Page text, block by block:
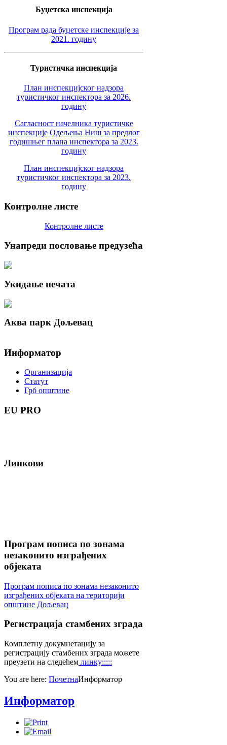
Буџетска инспекција
Програм рада буџетске инспекције за
2021. годину
Туристичка инспекција
План инспекцијског надзора
туристичког инспектора за 2026.
годину
Сагласност начелника туристичке
инспекције Одељења Ниш за предлог
годишњег плана инспектора за 2023.
годину
План инспекцијског надзора
туристичког инспектора за 2023.
годину
Контролне листе
Контролне листе
Унапреди пословање предузећа
Укидање печата
Аква парк Дољевац
Информатор
Организација
Статут
Грб општине
EU PRO
Линкови
Програм пописа по зонама
незаконито изграђених
објеката
Програм пописа по зонама незаконито
изграђених објеката на територији
општине Дољевац
Регистрација стамбених зграда
Комплетну докумнетацију за
регистрацију стамбених зграда можете
преузети на следећем линку:::::
You are here: ПочетнаИнформатор
Информатор